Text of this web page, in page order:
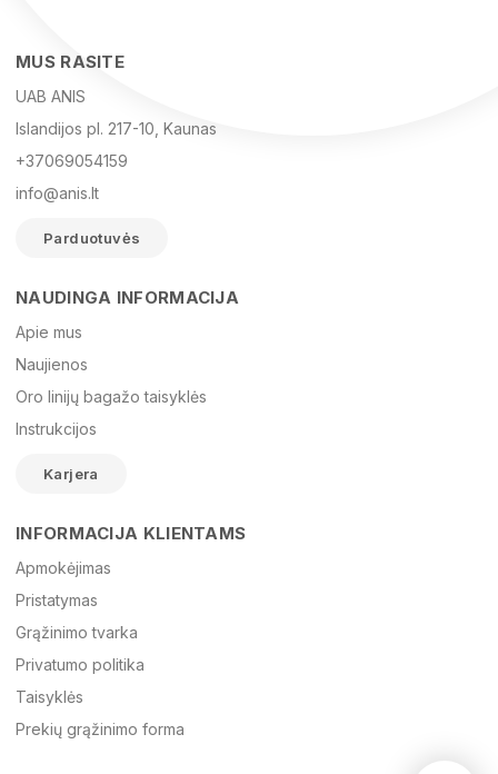
El. paštas
Žinutė
MUS RASITE
UAB ANIS
Islandijos pl. 217-10, Kaunas
+37069054159
info@anis.lt
Parduotuvės
NAUDINGA INFORMACIJA
Apie mus
Naujienos
Oro linijų bagažo taisyklės
Instrukcijos
Karjera
INFORMACIJA KLIENTAMS
Apmokėjimas
Pristatymas
Grąžinimo tvarka
Privatumo politika
Taisyklės
Prekių grąžinimo forma